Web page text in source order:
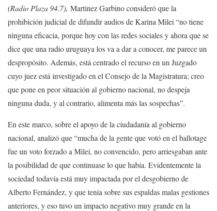
(Radio Plaza 94.7), Martínez Garbino consideró que la
prohibición judicial de difundir audios de Karina Milei “no tiene
ninguna eficacia, porque hoy con las redes sociales y ahora que se
dice que una radio uruguaya los va a dar a conocer, me parece un
despropósito. Además, está centrado el recurso en un Juzgado
cuyo juez está investigado en el Consejo de la Magistratura; creo
que pone en peor situación al gobierno nacional, no despeja
ninguna duda, y al contrario, alimenta más las sospechas”.
En este marco, sobre el apoyo de la ciudadanía al gobierno
nacional, analizó que “mucha de la gente que votó en el ballotage
fue un voto forzado a Milei, no convencido, pero arriesgaban ante
la posibilidad de que continuase lo que había. Evidentemente la
sociedad todavía está muy impactada por el desgobierno de
Alberto Fernández, y que tenía sobre sus espaldas malas gestiones
anteriores, y eso tuvo un impacto negativo muy grande en la